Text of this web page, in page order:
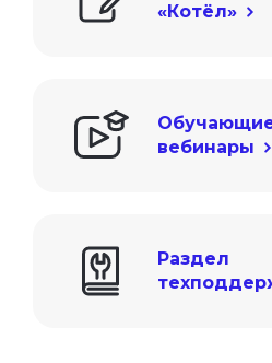
«Котёл»
вебинары
Раздел